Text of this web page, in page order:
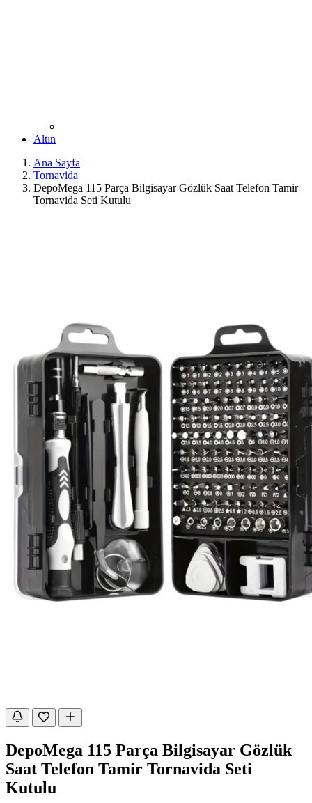
Altın
Ana Sayfa
Tornavida
DepoMega 115 Parça Bilgisayar Gözlük Saat Telefon Tamir
Tornavida Seti Kutulu
DepoMega 115 Parça Bilgisayar Gözlük
Saat Telefon Tamir Tornavida Seti
Kutulu